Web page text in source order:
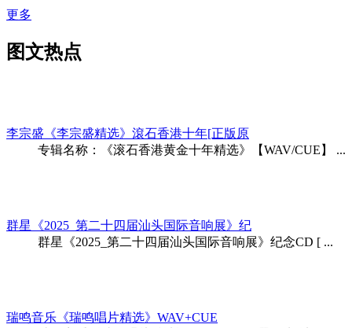
更多
图文热点
李宗盛《李宗盛精选》滾石香港十年[正版原
专辑名称：《滚石香港黄金十年精选》【WAV/CUE】 ...
群星《2025_第二十四届汕头国际音响展》纪
群星《2025_第二十四届汕头国际音响展》纪念CD [ ...
瑞鸣音乐《瑞鸣唱片精选》WAV+CUE